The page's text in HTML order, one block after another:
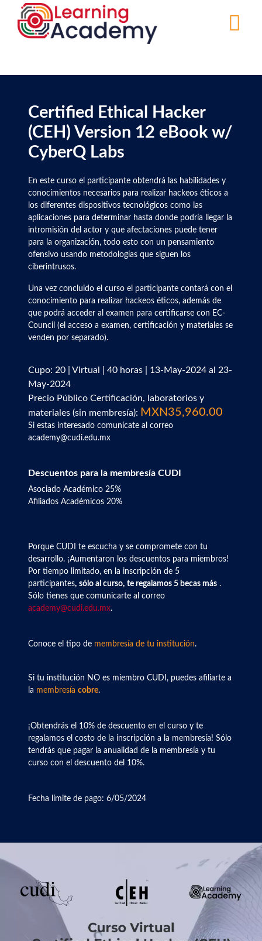
contenido
Certified Ethical Hacker
(CEH) Version 12 eBook w/
CyberQ Labs
Descripción
del
curso
En este curso el participante obtendrá las habilidades y
conocimientos necesarios para realizar hackeos éticos a
los diferentes dispositivos tecnológicos como las
aplicaciones para determinar hasta donde podría llegar la
intromisión del actor y que afectaciones puede tener
para la organización, todo esto con un pensamiento
ofensivo usando metodologías que siguen los
ciberintrusos.
Una vez concluido el curso el participante contará con el
conocimiento para realizar hackeos éticos, además de
que podrá acceder al examen para certificarse con EC-
Council (el acceso a examen, certificación y materiales se
venden por separado).
Cupo: 20 | Virtual | 40 horas | 13-May-2024 al 23-
May-2024
Precio Público Certificación, laboratorios y
materiales (sin membresía): MXN35,960.00
Si estas interesado comunícate al correo
academy@cudi.edu.mx
Descuentos para la membresía CUDI
Asociado Académico 25%
Afiliados Académicos 20%
Porque CUDI te escucha y se compromete con tu
desarrollo. ¡Aumentaron los descuentos para miembros!
Por tiempo limitado, en la inscripción de 5
participantes, sólo al curso, te regalamos 5 becas más .
Sólo tienes que comunicarte al correo
academy@cudi.edu.mx.
Conoce el tipo de membresía de tu institución.
Si tu institución NO es miembro CUDI, puedes afiliarte a
la membresía cobre.
¡Obtendrás el 10% de descuento en el curso y te
regalamos el costo de la inscripción a la membresía! Sólo
tendrás que pagar la anualidad de la membresía y tu
curso con el descuento del 10%.
Fecha límite de pago: 6/05/2024